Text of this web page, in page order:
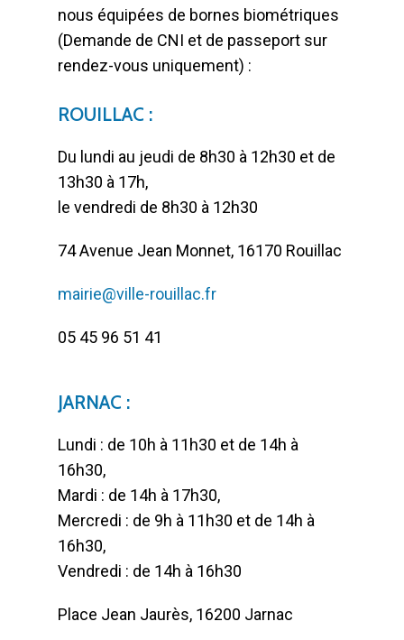
nous équipées de bornes biométriques
(Demande de CNI et de passeport sur
rendez-vous uniquement) :
ROUILLAC :
Du lundi au jeudi de 8h30 à 12h30 et de
13h30 à 17h,
le vendredi de 8h30 à 12h30
74 Avenue Jean Monnet, 16170 Rouillac
mairie@ville-rouillac.fr
05 45 96 51 41
JARNAC :
Lundi : de 10h à 11h30 et de 14h à
16h30,
Mardi : de 14h à 17h30,
Mercredi : de 9h à 11h30 et de 14h à
16h30,
Vendredi : de 14h à 16h30
Place Jean Jaurès, 16200 Jarnac